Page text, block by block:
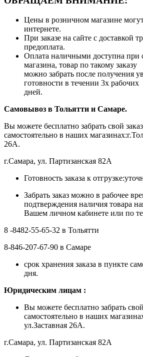
Цены в розничном магазине
интернете.
При заказе на сайте с доставкой
предоплата.
Оплата наличными доступна при
магазина, товар по такому заказу
можно забрать после получения
готовности в течении 3х рабочих
дней.
Самовывоз в Тольятти и Самаре.
Вы можете бесплатно забрать свой
самостоятельно в наших
26А.
г.Самара, ул. Партизанская 82А
Готовность заказа к
Забрать заказ можно в рабочее
подтверждения наличия товара
Вашем личном кабинете или по
8 -8482-55-65-32 в Тольятти
8-846-207-67-90 в Самаре
срок хранения заказа в пункте
дня.
Юридическим лицам :
Вы можете бесплатно забрать
самостоятельно в наших
ул.Заставная 26А.
г.Самара, ул. Партизанская 82А